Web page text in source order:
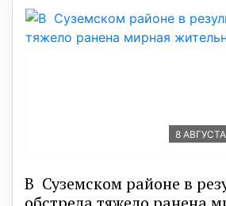
8 АВГУСТА
В Суземском районе в